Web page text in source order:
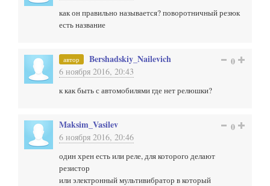
как он правильно называется? поворотничный резюк
есть название
автор Bershadskiy_Nailevich
6 ноября 2016, 20:43
0
к как быть с автомобилями где нет релюшки?
Maksim_Vasilev
6 ноября 2016, 20:46
0
один хрен есть или реле, для которого делают
резистор
или электронный мультивибратор в который